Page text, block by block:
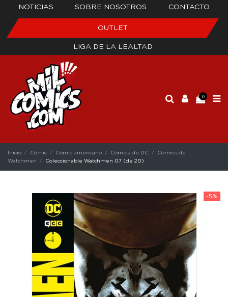
NOTICIAS SOBRE NOSOTROS CONTACTO
OUTLET
LIGA DE LA LEALTAD
0
Inicio Cómic Cómic americano Cómics de DC
Cómics de
Watchmen
Coleccionable Watchmen 07 (de 20)
-5%